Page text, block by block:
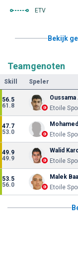
ETV
Bekijk
Teamgenoten
Skill Speler
56.5
61.8
Oussama
Etoile
47.7
53.0
Etoile
49.9
49.9
Walid
Etoile
53.5
56.0
Malek
Etoile